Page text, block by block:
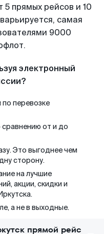
прямых рейсов и 10
самая
9000
электронный
по перевозке
от и до
Это выгоднее чем
сторону.
на лучшие
акции, скидки и
а не в выходные.
прямой рейс